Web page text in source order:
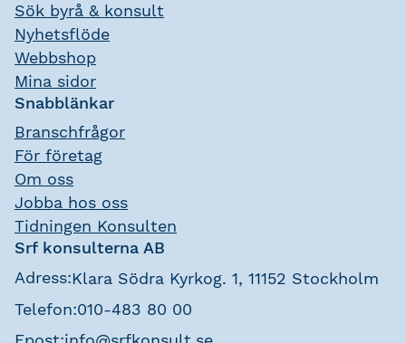
Sök byrå & konsult
Nyhetsflöde
Webbshop
Mina sidor
Snabblänkar
Branschfrågor
För företag
Om oss
Jobba hos oss
Tidningen Konsulten
Srf konsulterna AB
Adress:Klara Södra Kyrkog. 1, 11152 Stockholm
Telefon:010-483 80 00